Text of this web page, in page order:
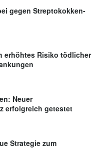
gegen Streptokokken-
erhöhtes Risiko tödlicher
Neuer
erfolgreich getestet
Strategie zum